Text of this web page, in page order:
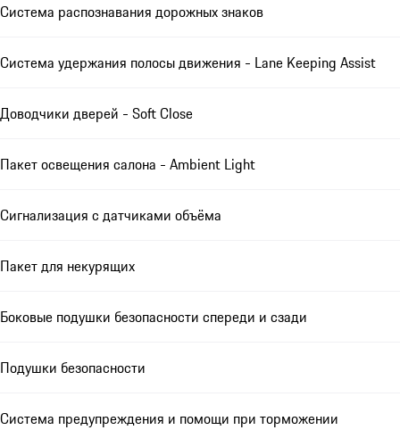
Система распознавания дорожных знаков
Система удержания полосы движения - Lane Keeping Assist
Доводчики дверей - Soft Close
Пакет освещения салона - Ambient Light
Сигнализация с датчиками объёма
Пакет для некурящих
Боковые подушки безопасности спереди и сзади
Подушки безопасности
Система предупреждения и помощи при торможении